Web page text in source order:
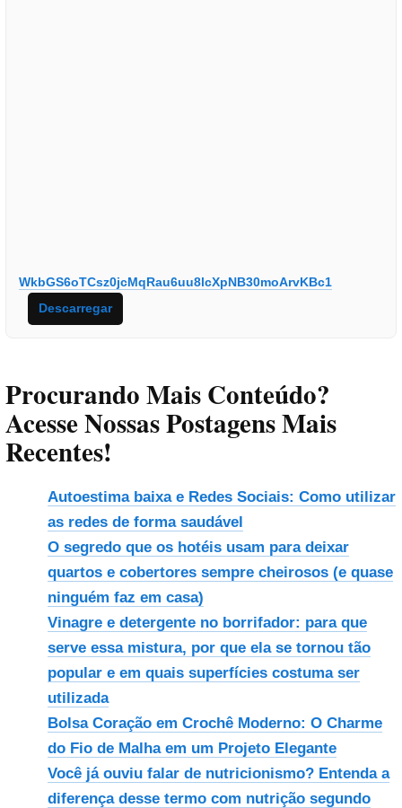
WkbGS6oTCsz0jcMqRau6uu8lcXpNB30moArvKBc1
Descarregar
Procurando Mais Conteúdo?
Acesse Nossas Postagens Mais
Recentes!
Autoestima baixa e Redes Sociais: Como utilizar
as redes de forma saudável
O segredo que os hotéis usam para deixar
quartos e cobertores sempre cheirosos (e quase
ninguém faz em casa)
Vinagre e detergente no borrifador: para que
serve essa mistura, por que ela se tornou tão
popular e em quais superfícies costuma ser
utilizada
Bolsa Coração em Crochê Moderno: O Charme
do Fio de Malha em um Projeto Elegante
Você já ouviu falar de nutricionismo? Entenda a
diferença desse termo com nutrição segundo